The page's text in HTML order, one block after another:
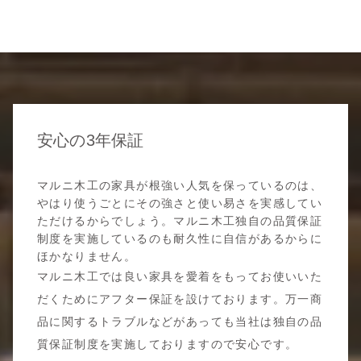
安心の3年保証
マルニ木工の家具が根強い人気を保っているのは、
やはり使うごとにその強さと使い易さを実感してい
ただけるからでしょう。マルニ木工独自の品質保証
制度を実施しているのも耐久性に自信があるからに
ほかなりません。
マルニ木工では良い家具を愛着をもってお使いいた
だくためにアフター保証を設けております。万一商
品に関するトラブルなどがあっても当社は独自の品
質保証制度を実施しておりますので安心です。